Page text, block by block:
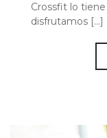
Crossfit lo
disfrutamos [...]